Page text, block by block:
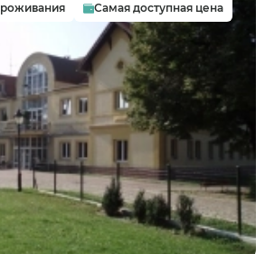
Самая доступная цена